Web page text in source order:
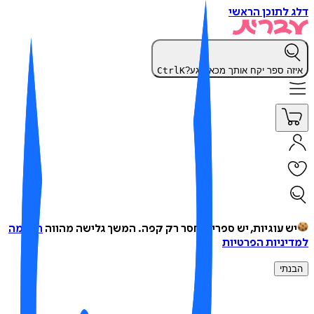
לתוכן הראשי
ספר יקח אותך מכאן רגע? CtrlK
יש עוגיות, יש ספרים, חסר רק קפה.המשך גלישה מהווההסכמה
הפרטיות